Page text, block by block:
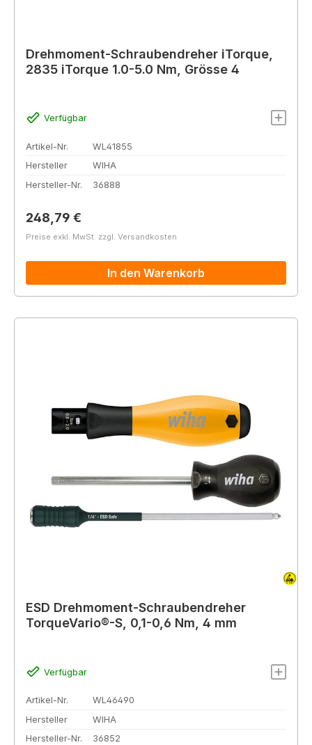
Drehmoment-Schraubendreher iTorque,
2835 iTorque 1.0-5.0 Nm, Grösse 4
Verfügbar
Artikel-Nr.
WL41855
Hersteller
WIHA
Hersteller-Nr.
36888
Regulärer Preis:
248,79 €
Preise exkl. MwSt. zzgl. Versandkosten
In den Warenkorb
ESD Drehmoment-Schraubendreher
TorqueVario®-S, 0,1-0,6 Nm, 4 mm
Verfügbar
Artikel-Nr.
WL46490
Hersteller
WIHA
Hersteller-Nr.
36852